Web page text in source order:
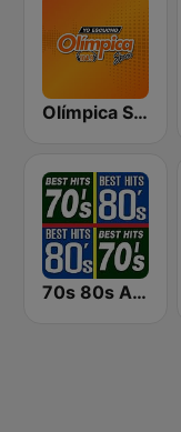
Olímpica Stereo - Medellín 104.9 FM
70s 80s All Time Greatest